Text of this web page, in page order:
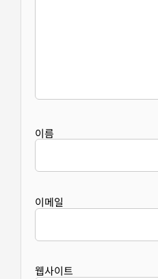
이름
이메일
웹사이트